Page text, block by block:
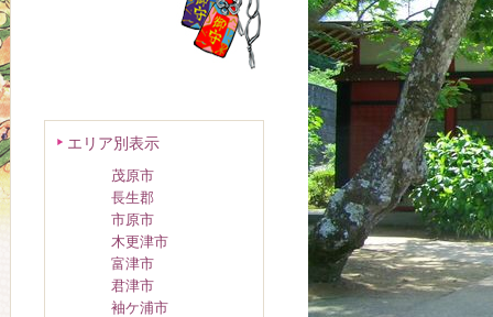
エリア別表示
茂原市
長生郡
市原市
木更津市
富津市
君津市
袖ケ浦市